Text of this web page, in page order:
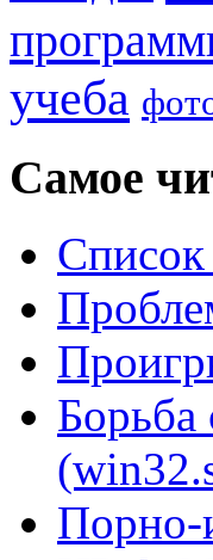
учеба
Самое
Список
Порно-